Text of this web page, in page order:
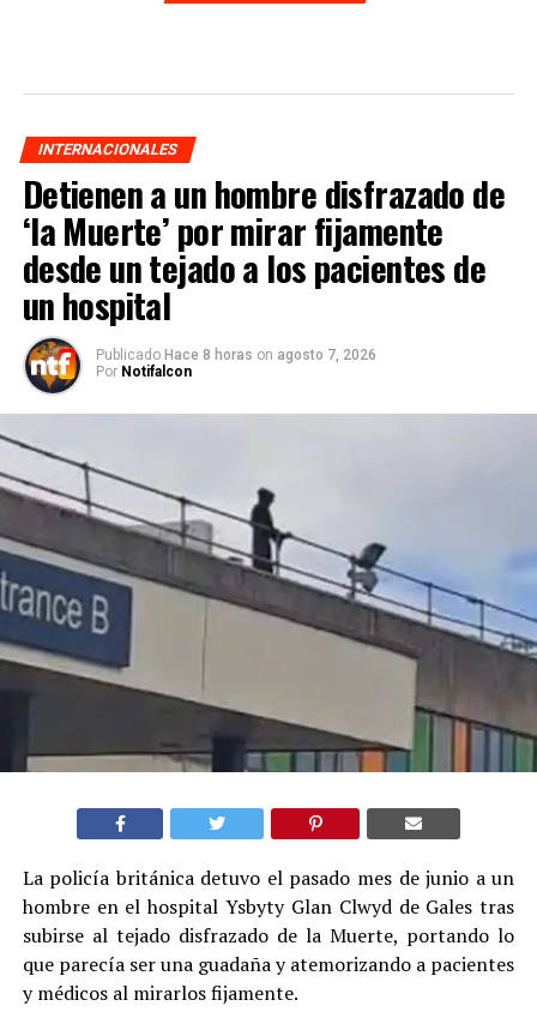
INTERNACIONALES
Detienen a un hombre disfrazado de
‘la Muerte’ por mirar fijamente
desde un tejado a los pacientes de
un hospital
Publicado Hace 8 horas on agosto 7, 2026
Por Notifalcon
La policía británica detuvo el pasado mes de junio a un
hombre en el hospital Ysbyty Glan Clwyd de Gales tras
subirse al tejado disfrazado de la Muerte, portando lo
que parecía ser una guadaña y atemorizando a pacientes
y médicos al mirarlos fijamente.